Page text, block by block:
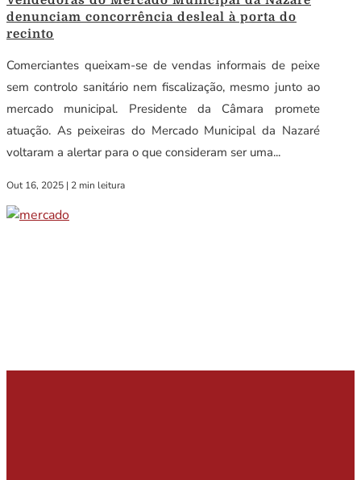
denunciam concorrência desleal à porta do
recinto
Comerciantes queixam-se de vendas informais de peixe
sem controlo sanitário nem fiscalização, mesmo junto ao
mercado municipal. Presidente da Câmara promete
atuação. As peixeiras do Mercado Municipal da Nazaré
voltaram a alertar para o que consideram ser uma...
Out 16, 2025 | 2 min leitura